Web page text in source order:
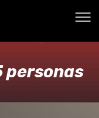
personas